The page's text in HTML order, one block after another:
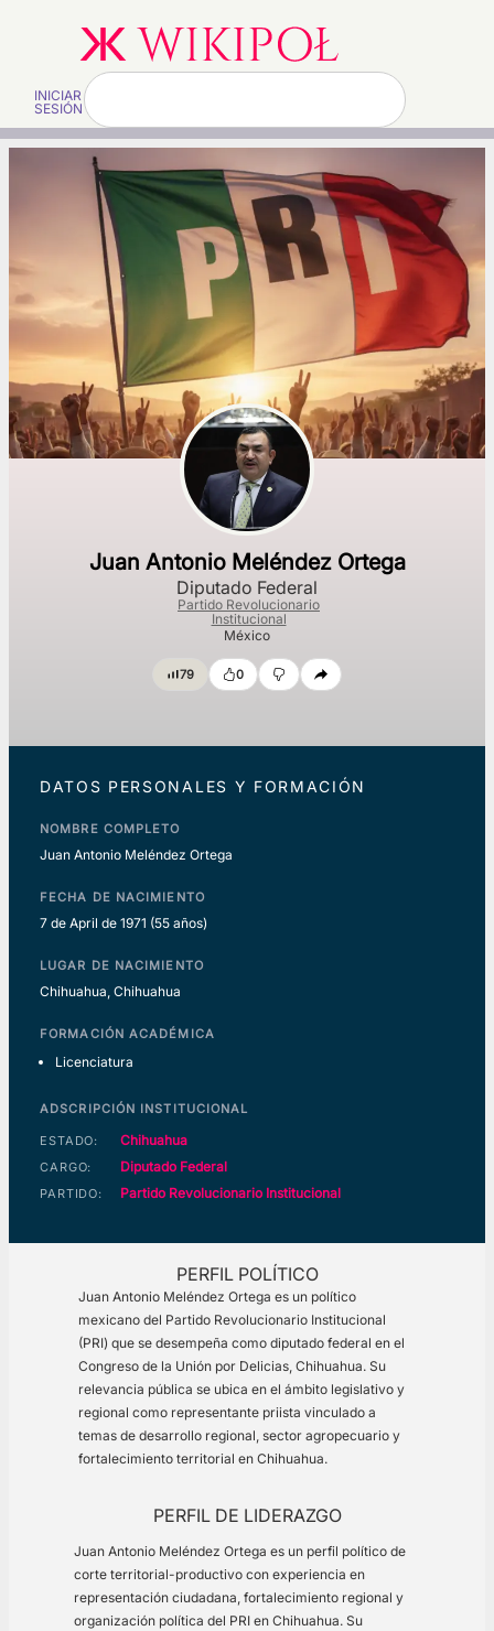
INICIAR
SESIÓN
Juan Antonio Meléndez Ortega
Diputado Federal
Partido Revolucionario
Institucional
México
79 0
DATOS PERSONALES Y FORMACIÓN
NOMBRE COMPLETO
Juan Antonio Meléndez Ortega
FECHA DE NACIMIENTO
7 de April de 1971 (55 años)
LUGAR DE NACIMIENTO
Chihuahua, Chihuahua
FORMACIÓN ACADÉMICA
Licenciatura
ADSCRIPCIÓN INSTITUCIONAL
ESTADO: Chihuahua
CARGO: Diputado Federal
PARTIDO: Partido Revolucionario Institucional
PERFIL POLÍTICO
Juan Antonio Meléndez Ortega es un político
mexicano del Partido Revolucionario Institucional
(PRI) que se desempeña como diputado federal en el
Congreso de la Unión por Delicias, Chihuahua. Su
relevancia pública se ubica en el ámbito legislativo y
regional como representante priista vinculado a
temas de desarrollo regional, sector agropecuario y
fortalecimiento territorial en Chihuahua.
PERFIL DE LIDERAZGO
Juan Antonio Meléndez Ortega es un perfil político de
corte territorial-productivo con experiencia en
representación ciudadana, fortalecimiento regional y
organización política del PRI en Chihuahua. Su